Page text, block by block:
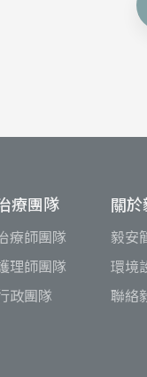
療團隊
療師團隊
理師團隊
政團隊
關
毅安
環境
聯絡